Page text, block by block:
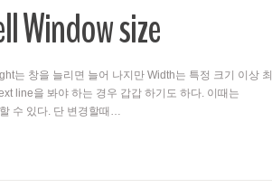
Window size
는 창을 늘리면 늘어 나지만 Width는 특정 크기 이상 최
line을 봐야 하는 경우 갑갑 하기도 하다. 이때는
수 있다. 단 변경할때…